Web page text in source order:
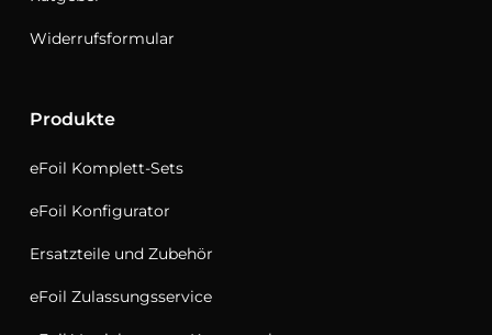
Widerrufsformular
Produkte
eFoil Komplett-Sets
eFoil Konfigurator
Ersatzteile und Zubehör
eFoil Zulassungsservice